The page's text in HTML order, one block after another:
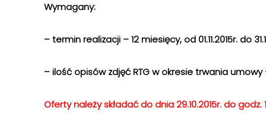
Wymagany:
– termin realizacji – 12 miesięcy, od 01.11.2015r. do
– ilość opisów zdjęć RTG w okresie trwania umowy
Oferty należy składać do dnia 29.10.2015r. do godz.